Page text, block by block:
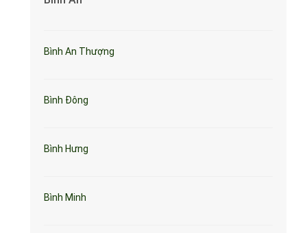
Bình An Thượng
Bình Đông
Bình Hưng
Bình Minh